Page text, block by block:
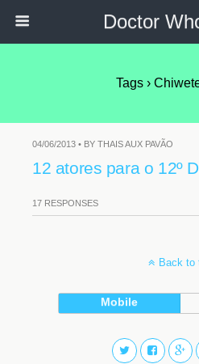
Doctor
Tags ›
04/06/2013 • BY THAIS AUX PAVÃO
12 atores para o 12º
17 RESPONSES
Back to
Mobile